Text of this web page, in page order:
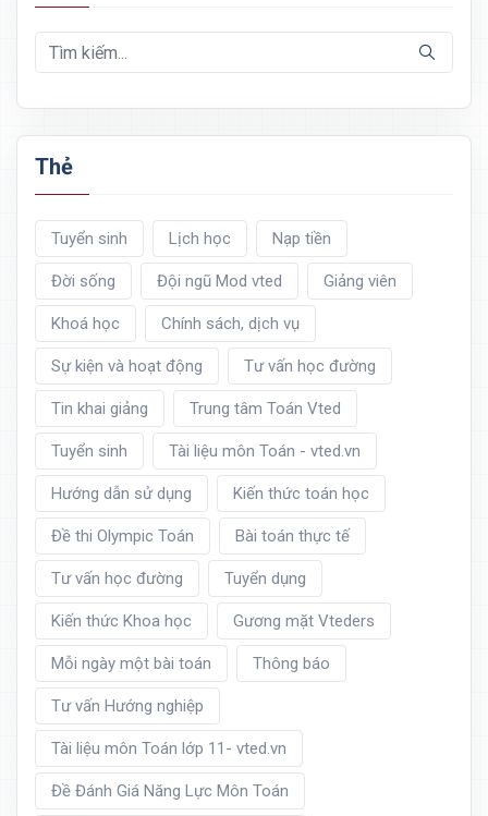
Thẻ
Tuyển sinh Lịch học Nạp tiền
Đời sống Đội ngũ Mod vted Giảng viên
Khoá học Chính sách, dịch vụ
Sự kiện và hoạt động Tư vấn học đường
Tin khai giảng Trung tâm Toán Vted
Tuyển sinh Tài liệu môn Toán - vted.vn
Hướng dẫn sử dụng Kiến thức toán học
Đề thi Olympic Toán Bài toán thực tế
Tư vấn học đường Tuyển dụng
Kiến thức Khoa học Gương mặt Vteders
Mỗi ngày một bài toán Thông báo
Tư vấn Hướng nghiệp
Tài liệu môn Toán lớp 11- vted.vn
Đề Đánh Giá Năng Lực Môn Toán